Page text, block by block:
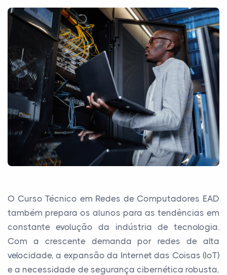
O Curso Técnico em Redes de Computadores EAD
também prepara os alunos para as tendências em
constante evolução da indústria de tecnologia.
Com a crescente demanda por redes de alta
velocidade, a expansão da Internet das Coisas (IoT)
e a necessidade de segurança cibernética robusta,